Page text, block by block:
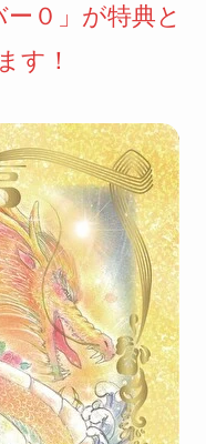
０」が特典と
す！